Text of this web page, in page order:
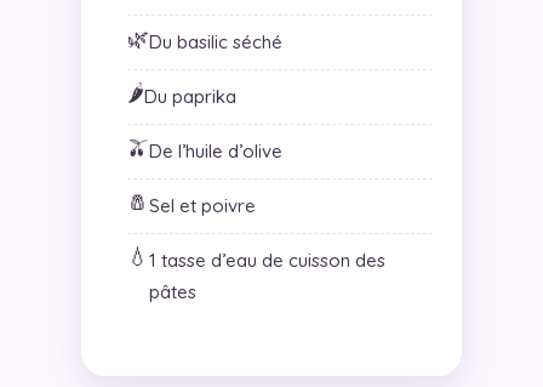
🌿Du basilic séché
🌶️Du paprika
🫒De l’huile d’olive
🧂 Sel et poivre
💧 1 tasse d’eau de cuisson des
pâtes